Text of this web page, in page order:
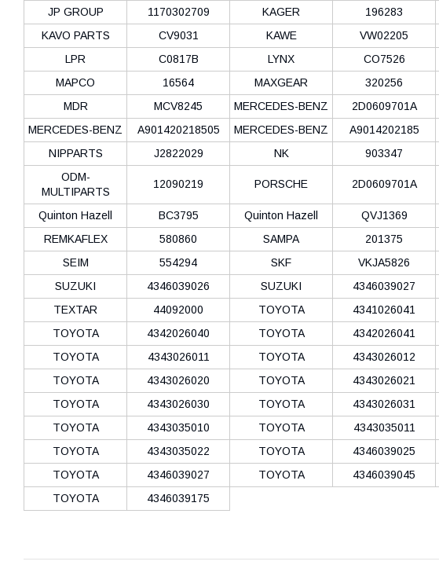
JP GROUP
1170302709 KAGER 196283
KAVO PARTS
CV9031 KAWE VW02205
LPR
C0817B LYNX CO7526
MAPCO
16564 MAXGEAR 320256
MDR
MCV8245 MERCEDES-BENZ 2D0609701A
MERCEDES-BENZ
A901420218505 MERCEDES-BENZ A9014202185
NIPPARTS
J2822029 NK 903347
ODM-
MULTIPARTS
12090219 PORSCHE 2D0609701A
Quinton Hazell BC3795 Quinton Hazell QVJ1369
REMKAFLEX
580860 SAMPA 201375
SEIM
554294 SKF VKJA5826
SUZUKI
4346039026 SUZUKI 4346039027
TEXTAR
44092000 TOYOTA 4341026041
TOYOTA
4342026040 TOYOTA 4342026041
TOYOTA
4343026011 TOYOTA 4343026012
TOYOTA
4343026020 TOYOTA 4343026021
TOYOTA
4343026030 TOYOTA 4343026031
TOYOTA
4343035010 TOYOTA 4343035011
TOYOTA
4343035022 TOYOTA 4346039025
TOYOTA
4346039027 TOYOTA 4346039045
TOYOTA
4346039175